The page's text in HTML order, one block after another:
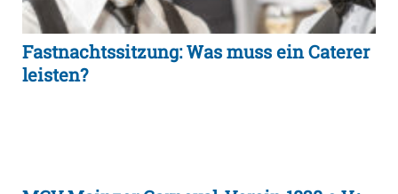
Fastnachtssitzung: Was muss ein Caterer
leisten?